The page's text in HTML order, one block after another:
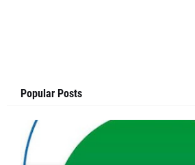
Popular Posts